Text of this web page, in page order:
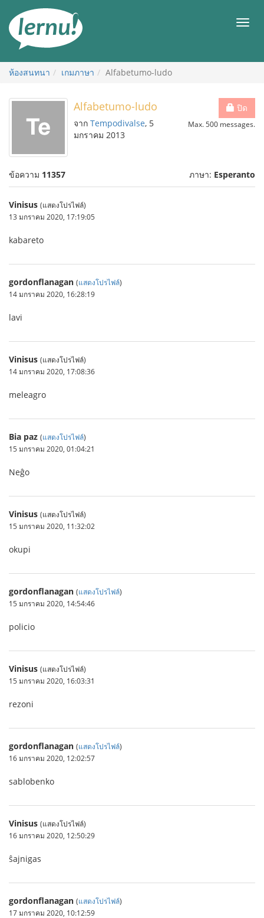
สารบัญ
เมนู
ห้องสนทนา เกมภาษา Alfabetumo-ludo
ปิด
Max. 500 messages.
Alfabetumo-ludo
จาก Tempodivalse, 5
มกราคม 2013
ข้อความ 11357 ภาษา: Esperanto
Vinisus (แสดงโปรไฟล์)
13 มกราคม 2020, 17:19:05
kabareto
gordonflanagan (แสดงโปรไฟล์)
14 มกราคม 2020, 16:28:19
lavi
Vinisus (แสดงโปรไฟล์)
14 มกราคม 2020, 17:08:36
meleagro
Bia paz (แสดงโปรไฟล์)
15 มกราคม 2020, 01:04:21
Neĝo
Vinisus (แสดงโปรไฟล์)
15 มกราคม 2020, 11:32:02
okupi
gordonflanagan (แสดงโปรไฟล์)
15 มกราคม 2020, 14:54:46
policio
Vinisus (แสดงโปรไฟล์)
15 มกราคม 2020, 16:03:31
rezoni
gordonflanagan (แสดงโปรไฟล์)
16 มกราคม 2020, 12:02:57
sablobenko
Vinisus (แสดงโปรไฟล์)
16 มกราคม 2020, 12:50:29
ŝajnigas
gordonflanagan (แสดงโปรไฟล์)
17 มกราคม 2020, 10:12:59